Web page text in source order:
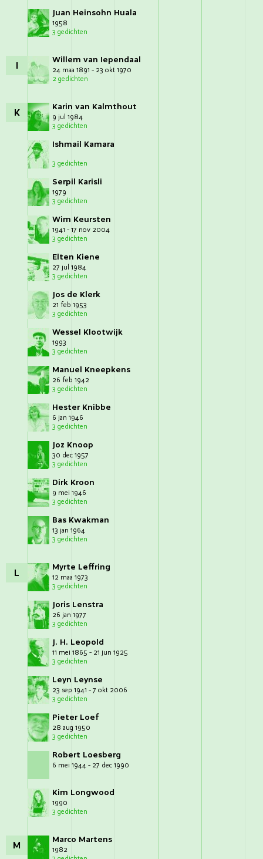
Juan Heinsohn Huala
1958
3 gedichten
I Willem van Iependaal
24 maa 1891 - 23 okt 1970
2 gedichten
K Karin van Kalmthout
9 jul 1984
3 gedichten
Ishmail Kamara
3 gedichten
Serpil Karisli
1979
3 gedichten
Wim Keursten
1941 - 17 nov 2004
3 gedichten
Elten Kiene
27 jul 1984
3 gedichten
Jos de Klerk
21 feb 1953
3 gedichten
Wessel Klootwijk
1993
3 gedichten
Manuel Kneepkens
26 feb 1942
3 gedichten
Hester Knibbe
6 jan 1946
3 gedichten
Joz Knoop
30 dec 1957
3 gedichten
Dirk Kroon
9 mei 1946
3 gedichten
Bas Kwakman
13 jan 1964
3 gedichten
L Myrte Leffring
12 maa 1973
3 gedichten
Joris Lenstra
26 jan 1977
3 gedichten
J. H. Leopold
11 mei 1865 - 21 jun 1925
3 gedichten
Leyn Leynse
23 sep 1941 - 7 okt 2006
3 gedichten
Pieter Loef
28 aug 1950
3 gedichten
Robert Loesberg
6 mei 1944 - 27 dec 1990
Kim Longwood
1990
3 gedichten
M Marco Martens
1982